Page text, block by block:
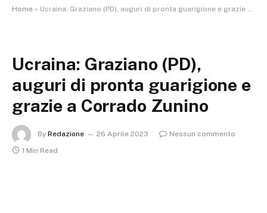
Home » Ucraina: Graziano (PD), auguri di pronta guarigione e grazie a Corrado Zunino
Ucraina: Graziano (PD),
auguri di pronta guarigione e
grazie a Corrado Zunino
By Redazione 26 Aprile 2023
Nessun commento
1 Min Read